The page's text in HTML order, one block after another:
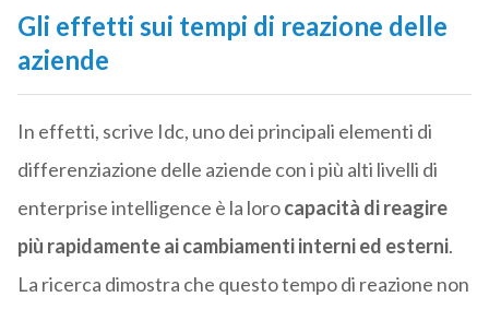
Gli effetti sui tempi di reazione delle
aziende
In effetti, scrive Idc, uno dei principali elementi di
differenziazione delle aziende con i più alti livelli di
enterprise intelligence è la lorocapacità di reagire
più rapidamente ai cambiamenti interni ed esterni.
La ricerca dimostra che questo tempo di reazione non